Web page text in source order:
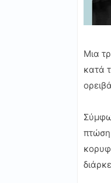
Μια
κατά
πτώση